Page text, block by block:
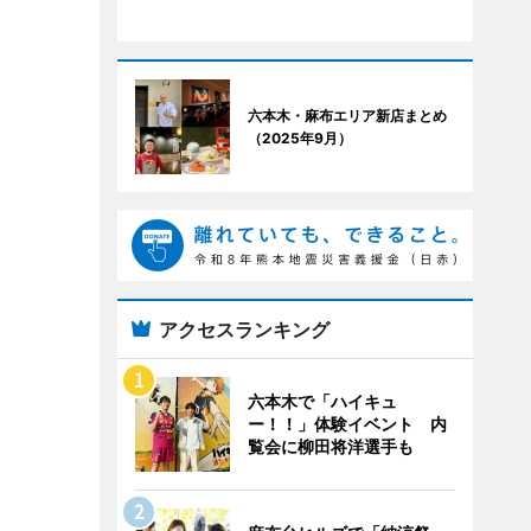
六本木・麻布エリア新店まとめ
（2025年9月）
アクセスランキング
六本木で「ハイキュ
ー！！」体験イベント 内
覧会に柳田将洋選手も